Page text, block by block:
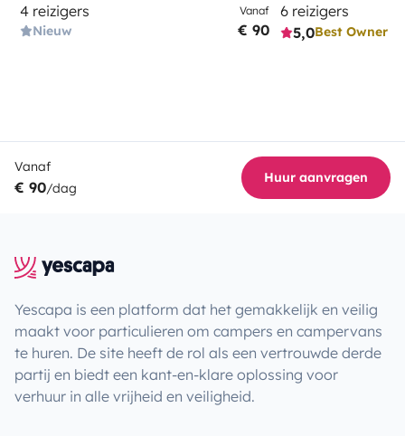
4 reizigers
Nieuw
Vanaf
€ 90
6 reizigers
5,0Best Owner
Vanaf
€ 90/dag
Huur aanvragen
Yescapa is een platform dat het gemakkelijk en veilig
maakt voor particulieren om campers en campervans
te huren. De site heeft de rol als een vertrouwde derde
partij en biedt een kant-en-klare oplossing voor
verhuur in alle vrijheid en veiligheid.